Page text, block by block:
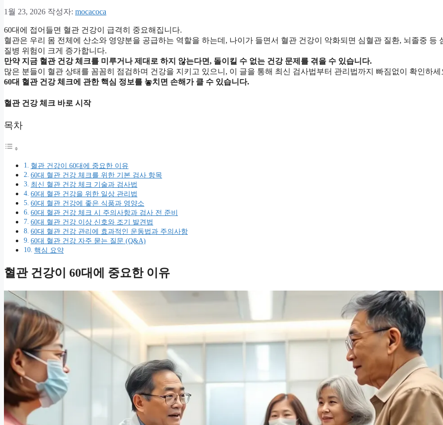
1월 23, 2026 작성자: mocacoca
60대에 접어들면 혈관 건강이 급격히 중요해집니다.
혈관은 우리 몸 전체에 산소와 영양분을 공급하는 역할을 하는데, 나이가 들면서 혈관 건강이 악화되면 심혈관 질환, 뇌졸중 등
질병 위험이 크게 증가합니다.
만약 지금 혈관 건강 체크를 미루거나 제대로 하지 않는다면, 돌이킬 수 없는 건강 문제를 겪을 수 있습니다.
많은 분들이 혈관 상태를 꼼꼼히 점검하며 건강을 지키고 있으니, 이 글을 통해 최신 검사법부터 관리법까지 빠짐없이 확인하세
60대 혈관 건강 체크에 관한 핵심 정보를 놓치면 손해가 클 수 있습니다.
혈관 건강 체크 바로 시작
목차
혈관 건강이 60대에 중요한 이유
60대 혈관 건강 체크를 위한 기본 검사 항목
최신 혈관 건강 체크 기술과 검사법
60대 혈관 건강을 위한 일상 관리법
60대 혈관 건강에 좋은 식품과 영양소
60대 혈관 건강 체크 시 주의사항과 검사 전 준비
60대 혈관 건강 이상 신호와 조기 발견법
60대 혈관 건강 관리에 효과적인 운동법과 주의사항
60대 혈관 건강 자주 묻는 질문 (Q&A)
핵심 요약
혈관 건강이 60대에 중요한 이유